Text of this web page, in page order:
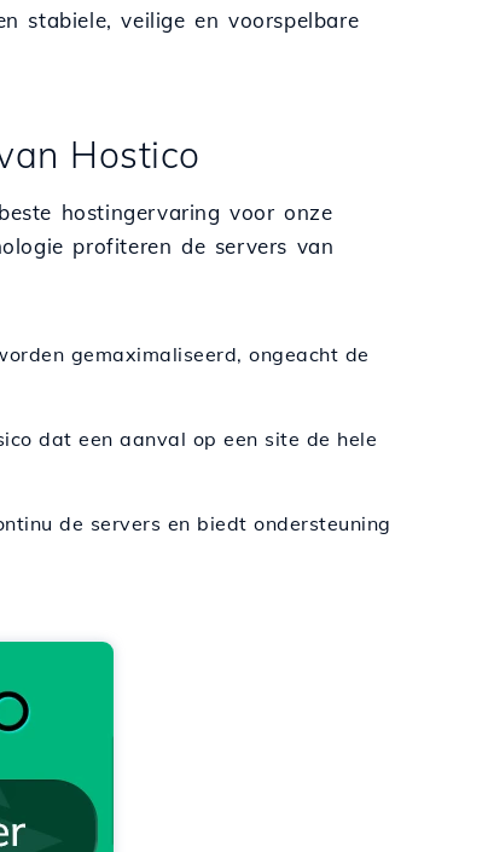
stabiele, veilige en voorspelbare
Hostico
hostingervaring voor onze
profiteren de servers van
gemaximaliseerd, ongeacht de
dat een aanval op een site de hele
de servers en biedt ondersteuning